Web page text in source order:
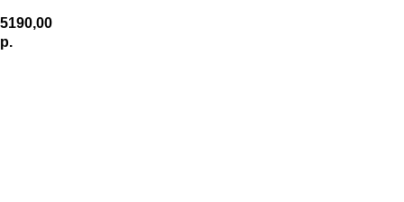
5190,00
р.